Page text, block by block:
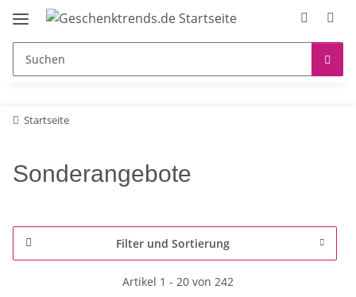
Startseite
Sonderangebote
Filter und Sortierung
Artikel 1 - 20 von 242